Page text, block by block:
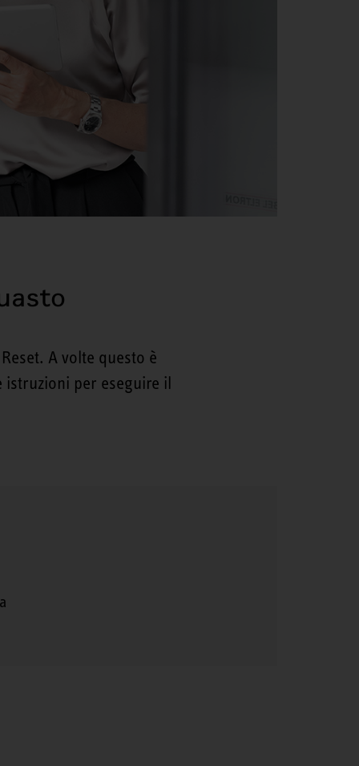
A volte questo è
istruzioni per eseguire il